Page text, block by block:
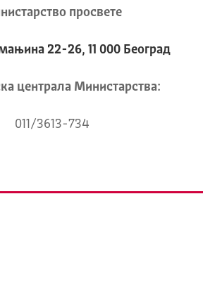
просвете
22-26, 11 000 Београд
централа Mинистарства:
011/3613-734